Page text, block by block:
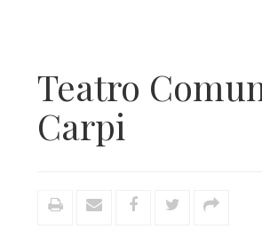
Teatro
Carpi